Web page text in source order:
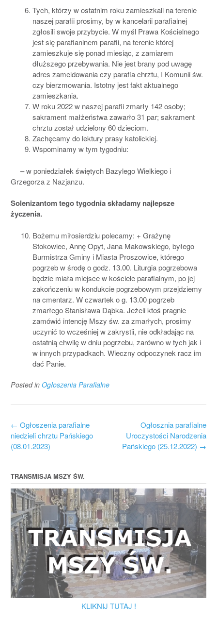
Tych, którzy w ostatnim roku zamieszkali na terenie
naszej parafii prosimy, by w kancelarii parafialnej
zgłosili swoje przybycie. W myśl Prawa Kościelnego
jest się parafianinem parafii, na terenie której
zamieszkuje się ponad miesiąc, z zamiarem
dłuższego przebywania. Nie jest brany pod uwagę
adres zameldowania czy parafia chrztu, I Komunii św.
czy bierzmowania. Istotny jest fakt aktualnego
zamieszkania.
W roku 2022 w naszej parafii zmarły 142 osoby;
sakrament małżeństwa zawarło 31 par; sakrament
chrztu został udzielony 60 dzieciom.
Zachęcamy do lektury prasy katolickiej.
Wspominamy w tym tygodniu:
– w poniedziałek świętych Bazylego Wielkiego i
Grzegorza z Nazjanzu.
Solenizantom tego tygodnia składamy najlepsze
życzenia.
Bożemu miłosierdziu polecamy: + Grażynę
Stokowiec, Annę Opyt, Jana Makowskiego, byłego
Burmistrza Gminy i Miasta Proszowice, którego
pogrzeb w środę o godz. 13.00. Liturgia pogrzebowa
będzie miała miejsce w kościele parafialnym, po jej
zakończeniu w kondukcie pogrzebowym przejdziemy
na cmentarz. W czwartek o g. 13.00 pogrzeb
zmarłego Stanisława Dąbka. Jeżeli ktoś pragnie
zamówić intencję Mszy św. za zmarłych, prosimy
uczynić to wcześniej w zakrystii, nie odkładając na
ostatnią chwilę w dniu pogrzebu, zarówno w tych jak i
w innych przypadkach. Wieczny odpoczynek racz im
dać Panie.
Posted in Ogłoszenia Parafialne
Post
navigation
Ogłosznia parafialne
Uroczystości Narodzenia
Pańskiego (25.12.2022) →
← Ogłoszenia parafialne
niedzieli chrztu Pańskiego
(08.01.2023)
TRANSMISJA MSZY ŚW.
KLIKNIJ TUTAJ !